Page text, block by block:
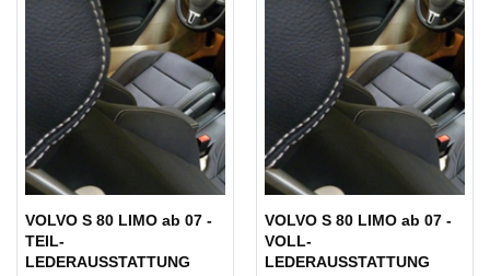
VOLVO S 80 LIMO ab 07 -
TEIL-
LEDERAUSSTATTUNG
VOLVO S 80 LIMO ab 07 -
VOLL-
LEDERAUSSTATTUNG